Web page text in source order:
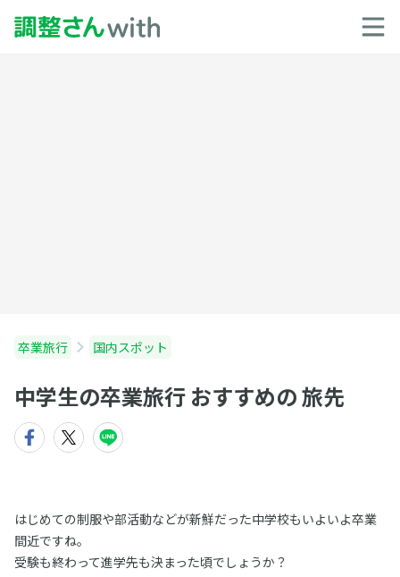
卒業旅行 国内スポット
中学生の卒業旅行 おすすめの 旅先
はじめての制服や部活動などが新鮮だった中学校もいよいよ卒業
間近ですね。
受験も終わって進学先も決まった頃でしょうか？